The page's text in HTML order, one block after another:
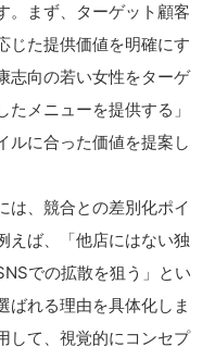
。まず、ターゲット顧客
じた提供価値を明確にす
志向の若い女性をターゲ
メニューを提供する」
ルに合った価値を提案し
は、競合との差別化ポイ
えば、「他店にはない独
での拡散を狙う」とい
ばれる理由を具体化しま
して、視覚的にコンセプ